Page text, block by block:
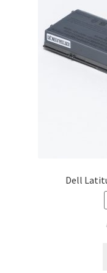
Dell